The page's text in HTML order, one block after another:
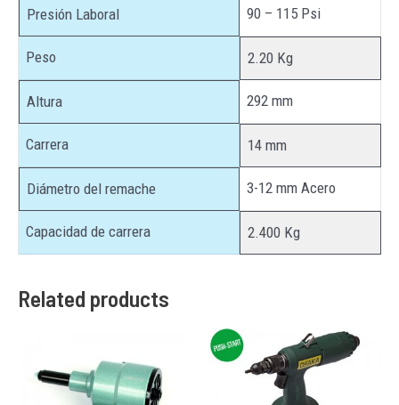
Presión Laboral 90 – 115 Psi
Peso 2.20 Kg
Altura 292 mm
Carrera 14 mm
Diámetro del remache 3-12 mm Acero
Capacidad de carrera 2.400 Kg
Related products